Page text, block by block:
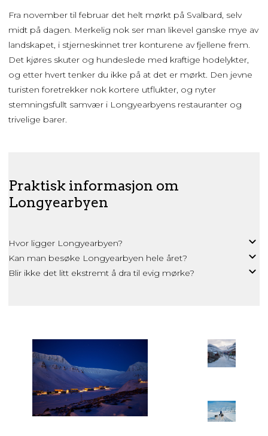
Fra november til februar det helt mørkt på Svalbard, selv
midt på dagen. Merkelig nok ser man likevel ganske mye av
landskapet, i stjerneskinnet trer konturene av fjellene frem.
Det kjøres skuter og hundeslede med kraftige hodelykter,
og etter hvert tenker du ikke på at det er mørkt. Den jevne
turisten foretrekker nok kortere utflukter, og nyter
stemningsfullt samvær i Longyearbyens restauranter og
trivelige barer.
Praktisk informasjon om
Longyearbyen
Hvor ligger Longyearbyen?
Kan man besøke Longyearbyen hele året?
Blir ikke det litt ekstremt å dra til evig mørke?